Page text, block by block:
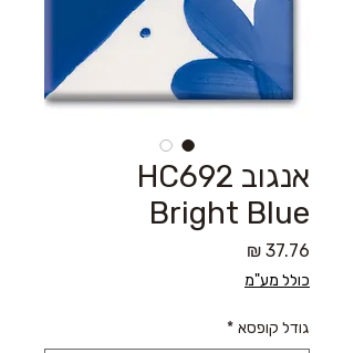
אנגוב HC692
Bright Blue
כולל מע"מ
גודל קופסא *